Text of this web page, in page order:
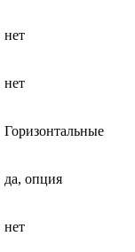
нет
нет
Горизонтальные
да, опция
нет